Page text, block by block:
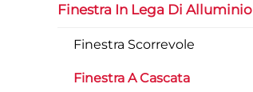
Finestra In Lega Di Alluminio
Finestra Scorrevole
Finestra A Cascata